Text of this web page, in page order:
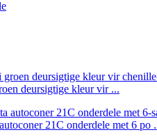
deursigtige kleur vir ...
21C onderdele met 6 po